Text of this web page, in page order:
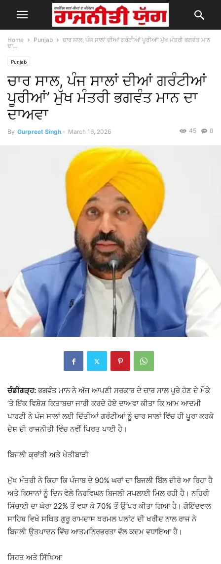
Home Punjab
ਚਾਰ ਸਾਲ, ਪੰਜ ਸਾਲਾਂ ਦੀਆਂ ਗਰੰਟੀਆਂ ਪੂਰੀਆਂ’ ਮੁੱਖ ਮੰਤਰੀ ਭਗਵੰਤ ਮਾਨ
ਦਾ...
Punjab
ਚਾਰ ਸਾਲ, ਪੰਜ ਸਾਲਾਂ ਦੀਆਂ ਗਰੰਟੀਆਂ
ਪੂਰੀਆਂ’ ਮੁੱਖ ਮੰਤਰੀ ਭਗਵੰਤ ਮਾਨ ਦਾ
ਦਾਅਵਾ
By Gurpreet Singh - March 16, 2026 0
45
ਚੰਡੀਗੜ੍ਹ: ਭਗਵੰਤ ਮਾਨ ਨੇ ਅੱਜ ਆਪਣੀ ਸਰਕਾਰ ਦੇ ਚਾਰ ਸਾਲ ਪੂਰੇ ਹੋਣ ਦੇ ਮੌਕੇ
’ਤੇ ਇੱਕ ਵਿਸ਼ੇਸ਼ ਕਿਤਾਬਚਾ ਜਾਰੀ ਕਰਦੇ ਹੋਏ ਦਾਅਵਾ ਕੀਤਾ ਕਿਆਮ ਆਦਮੀ
ਪਾਰਟੀਨੇ ਪੰਜ ਸਾਲਾਂ ਲਈ ਦਿੱਤੀਆਂ ਗਰੰਟੀਆਂ ਨੂੰ ਚਾਰ ਸਾਲਾਂ ਵਿੱਚ ਹੀ ਪੂਰਾ ਕਰਕੇ
ਦੇਸ਼ ਦੀ ਰਾਜਨੀਤੀ ਵਿੱਚ ਨਵੀਂ ਪਿਰਤ ਪਾਈ ਹੈ।
ਬਿਜਲੀ ਕ੍ਰਾਂਤੀ ਅਤੇ ਖੇਤੀਬਾੜੀ
ਮੁੱਖ ਮੰਤਰੀ ਨੇ ਕਿਹਾ ਕਿ ਪੰਜਾਬ ਦੇ 90% ਘਰਾਂ ਦਾ ਬਿਜਲੀ ਬਿੱਲ ਜ਼ੀਰੋ ਆ ਰਿਹਾ ਹੈ
ਅਤੇ ਕਿਸਾਨਾਂ ਨੂੰ ਦਿਨ ਵੇਲੇ ਨਿਰਵਿਘਨ ਬਿਜਲੀ ਸਪਲਾਈ ਮਿਲ ਰਹੀ ਹੈ। ਨਹਿਰੀ
ਸਿੰਚਾਈ ਦਾ ਘੇਰਾ 22% ਤੋਂ ਵਧਾ ਕੇ 70% ਤੋਂ ਉੱਪਰ ਕੀਤਾ ਗਿਆ ਹੈ। ਗੋਇੰਦਵਾਲ
ਸਾਹਿਬ ਵਿਖੇ ਸਥਿਤ ਗੁਰੂ ਰਾਮਦਾਸ ਥਰਮਲ ਪਲਾਂਟ ਦੀ ਖਰੀਦ ਨਾਲ ਰਾਜ ਨੇ
ਬਿਜਲੀ ਉਤਪਾਦਨ ਵਿੱਚ ਆਤਮਨਿਰਭਰਤਾ ਵੱਲ ਕਦਮ ਵਧਾਇਆ ਹੈ।
ਸਿਹਤ ਅਤੇ ਸਿੱਖਿਆ